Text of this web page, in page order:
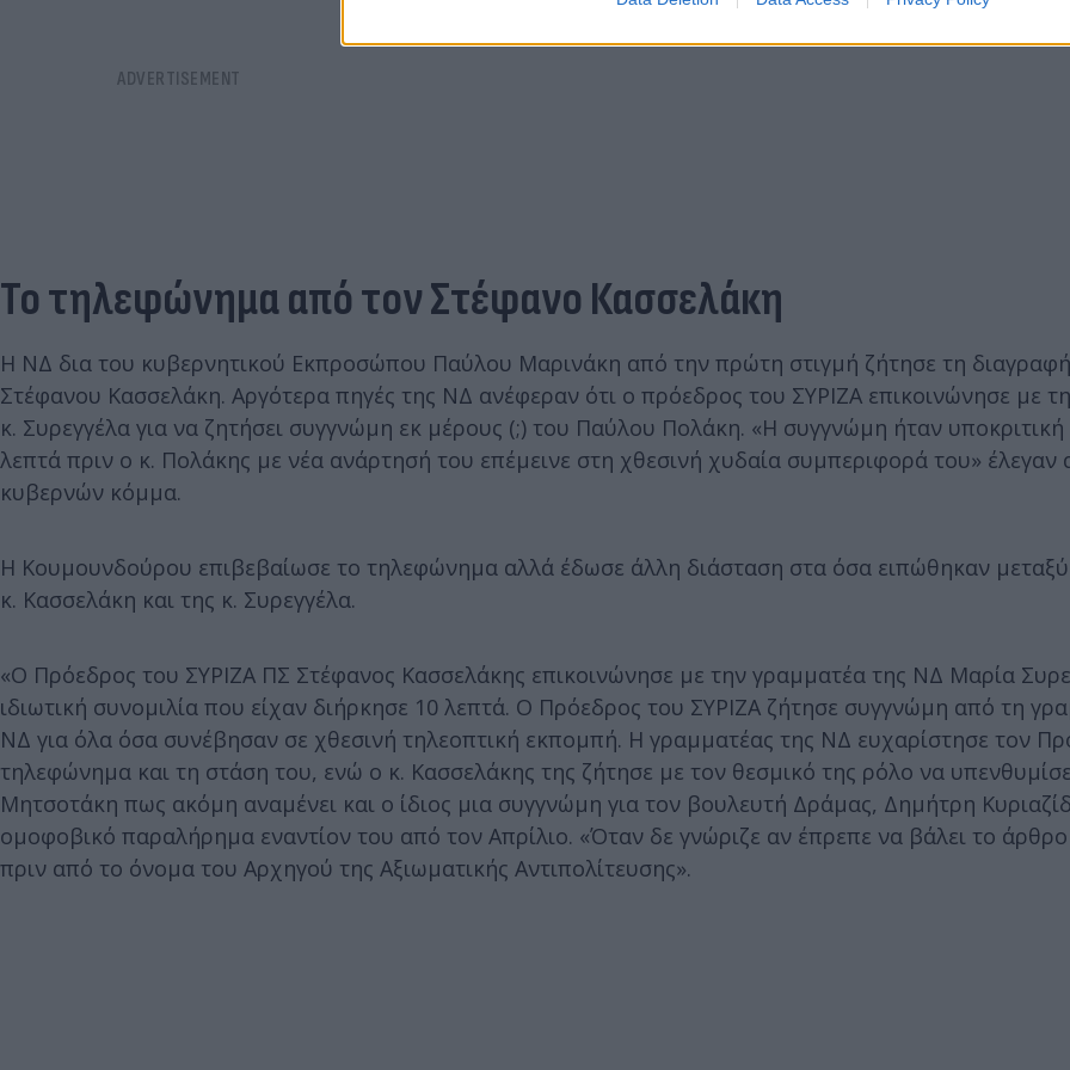
Το τηλεφώνημα από τον Στέφανο Κασσελάκη
Η ΝΔ δια του κυβερνητικού Εκπροσώπου Παύλου Μαρινάκη από την πρώτη στιγμή ζήτησε τη
Στέφανου Κασσελάκη. Αργότερα πηγές της ΝΔ ανέφεραν ότι ο πρόεδρος του ΣΥΡΙΖΑ επικοινώνησε με
κ. Συρεγγέλα για να ζητήσει συγγνώμη εκ μέρους (;) του Παύλου Πολάκη. «Η συγγνώμη ήταν
λεπτά πριν ο κ. Πολάκης με νέα ανάρτησή του επέμεινε στη χθεσινή χυδαία συμπεριφορά του» έλεγαν
κυβερνών κόμμα.
H Κουμουνδούρου επιβεβαίωσε το τηλεφώνημα αλλά έδωσε άλλη διάσταση στα όσα ειπώθηκαν
κ. Κασσελάκη και της κ. Συρεγγέλα.
«Ο Πρόεδρος του ΣΥΡΙΖΑ ΠΣ Στέφανος Κασσελάκης επικοινώνησε με την γραμματέα της ΝΔ Μαρία
ιδιωτική συνομιλία που είχαν διήρκησε 10 λεπτά. Ο Πρόεδρος του ΣΥΡΙΖΑ ζήτησε συγγνώμη από τη
ΝΔ για όλα όσα συνέβησαν σε χθεσινή τηλεοπτική εκπομπή. Η γραμματέας της ΝΔ ευχαρίστησε τον
τηλεφώνημα και τη στάση του, ενώ ο κ. Κασσελάκης της ζήτησε με τον θεσμικό της ρόλο να
Μητσοτάκη πως ακόμη αναμένει και ο ίδιος μια συγγνώμη για τον βουλευτή Δράμας, Δημήτρη
ομοφοβικό παραλήρημα εναντίον του από τον Απρίλιο. «Όταν δε γνώριζε αν έπρεπε να βάλει το
πριν από το όνομα του Αρχηγού της Αξιωματικής Αντιπολίτευσης».